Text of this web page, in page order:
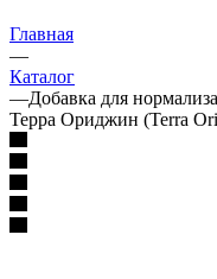
Главная
—
Каталог
—Добавка для
Терра Ориджин (Terra